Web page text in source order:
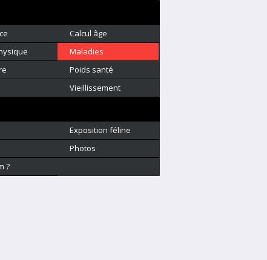
Calcul âge
Maladies
Poids santé
Vieillissement
Exposition féline
Photos
?